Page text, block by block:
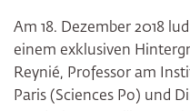
Am 18. Dezember 2018
einem exklusiven
Reynié, Professor am
Paris (Sciences Po) und